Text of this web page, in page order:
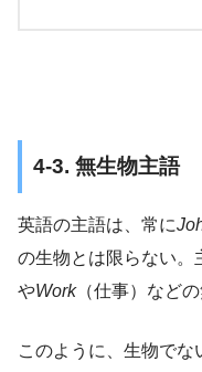
4-3. 無生物主語
英語の主語は、常に
の生物とは限らない。
やWork（仕事）などの
このように、生物でな